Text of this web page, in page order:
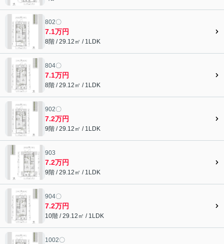
802〇
7.1万円
8階 / 29.12㎡ / 1LDK
804〇
7.1万円
8階 / 29.12㎡ / 1LDK
902〇
7.2万円
9階 / 29.12㎡ / 1LDK
903
7.2万円
9階 / 29.12㎡ / 1LDK
904〇
7.2万円
10階 / 29.12㎡ / 1LDK
1002〇